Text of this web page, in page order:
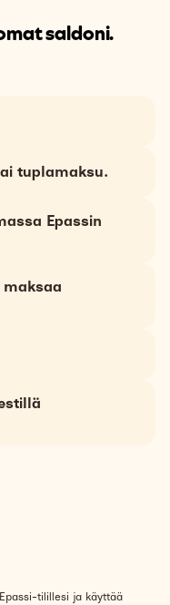
saldoni.
tuplamaksu.
Epassin
tilillesi ja käyttää